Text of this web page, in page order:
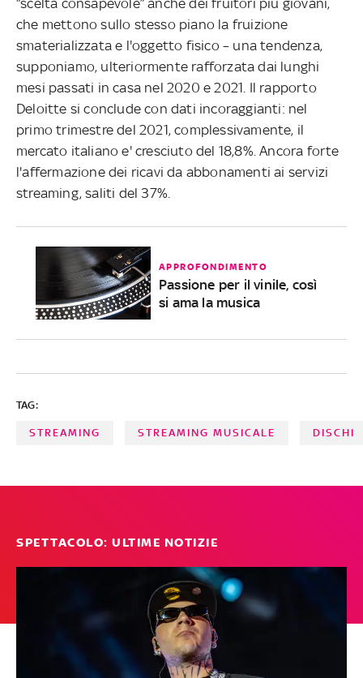
che mettono sullo stesso piano la fruizione
smaterializzata e l'oggetto fisico – una tendenza,
supponiamo, ulteriormente rafforzata dai lunghi
mesi passati in casa nel 2020 e 2021. Il rapporto
Deloitte si conclude con dati incoraggianti: nel
primo trimestre del 2021, complessivamente, il
mercato italiano e' cresciuto del 18,8%. Ancora forte
l'affermazione dei ricavi da abbonamenti ai servizi
streaming, saliti del 37%.
APPROFONDIMENTO
Passione per il vinile, così
si ama la musica
TAG:
STREAMING STREAMING MUSICALE DISCHI
SPETTACOLO: ULTIME NOTIZIE